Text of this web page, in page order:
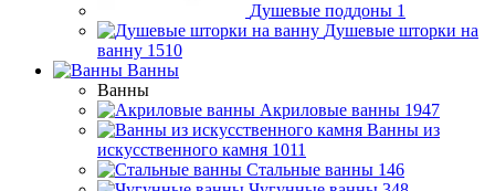
Душевые поддоны 1
Душевые шторки на
ванну 1510
Ванны
Ванны
Акриловые ванны 1947
Ванны из
искусственного камня 1011
Стальные ванны 146